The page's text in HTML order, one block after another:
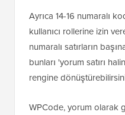
Ayrıca 14-16 numaralı
kullanıcı rollerine izin
numaralı satırların
bunları 'yorum satırı
rengine
WPCode, yorum olarak